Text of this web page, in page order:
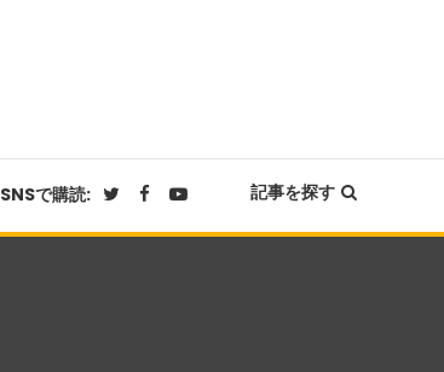
SNSで購読: 記事を探す